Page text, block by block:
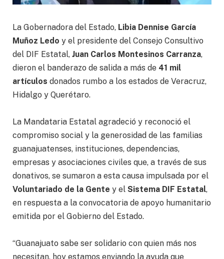
La Gobernadora del Estado, Libia Dennise García
Muñoz Ledo y el presidente del Consejo Consultivo
del DIF Estatal, Juan Carlos Montesinos Carranza,
dieron el banderazo de salida a más de 41 mil
artículos donados rumbo a los estados de Veracruz,
Hidalgo y Querétaro.
La Mandataria Estatal agradeció y reconoció el
compromiso social y la generosidad de las familias
guanajuatenses, instituciones, dependencias,
empresas y asociaciones civiles que, a través de sus
donativos, se sumaron a esta causa impulsada por el
Voluntariado de la Gente y el Sistema DIF Estatal,
en respuesta a la convocatoria de apoyo humanitario
emitida por el Gobierno del Estado.
“Guanajuato sabe ser solidario con quien más nos
necesitan, hoy estamos enviando la ayuda que